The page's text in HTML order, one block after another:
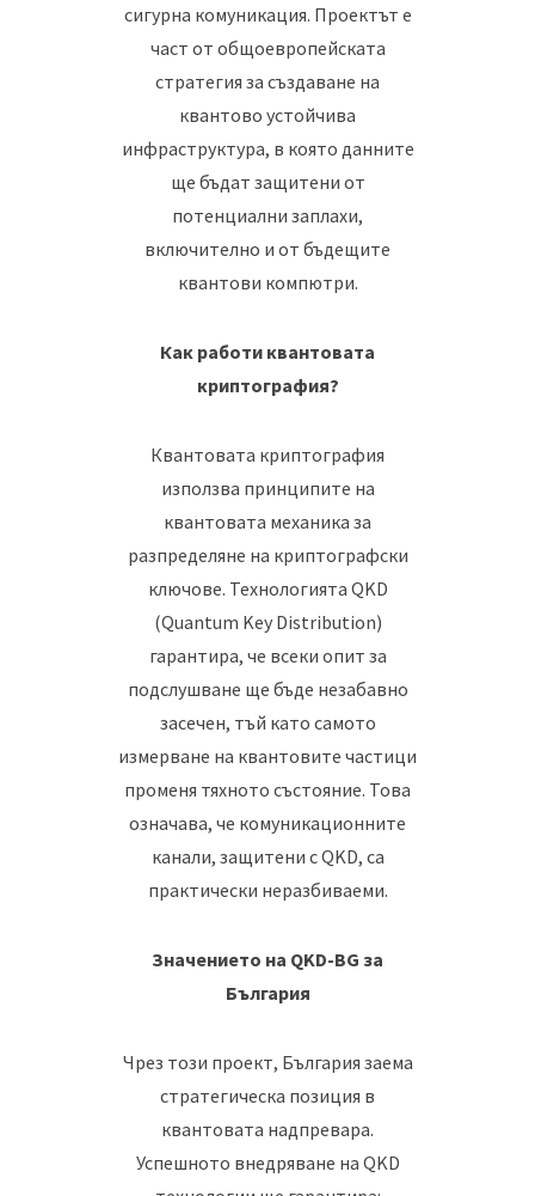
сигурна комуникация. Проектът е
част от общоевропейската
стратегия за създаване на
квантово устойчива
инфраструктура, в която данните
ще бъдат защитени от
потенциални заплахи,
включително и от бъдещите
квантови компютри.
Как работи квантовата
криптография?
Квантовата криптография
използва принципите на
квантовата механика за
разпределяне на криптографски
ключове. Технологията QKD
(Quantum Key Distribution)
гарантира, че всеки опит за
подслушване ще бъде незабавно
засечен, тъй като самото
измерване на квантовите частици
променя тяхното състояние. Това
означава, че комуникационните
канали, защитени с QKD, са
практически неразбиваеми.
Значението на QKD-BG за
България
Чрез този проект, България заема
стратегическа позиция в
квантовата надпревара.
Успешното внедряване на QKD